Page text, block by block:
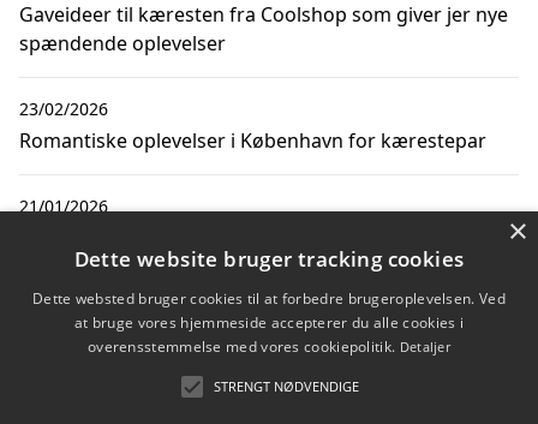
Gaveideer til kæresten fra Coolshop som giver jer nye
spændende oplevelser
Romantiske oplevelser i København for kærestepar
23/02/2026
bekendte
21/01/2026
Romantisk ferie i det gamle Egypten med din kæreste
20/01/2026
×
Dette website bruger tracking cookies
Dette websted bruger cookies til at forbedre brugeroplevelsen. Ved
at bruge vores hjemmeside accepterer du alle cookies i
overensstemmelse med vores cookiepolitik. Detaljer
STRENGT NØDVENDIGE